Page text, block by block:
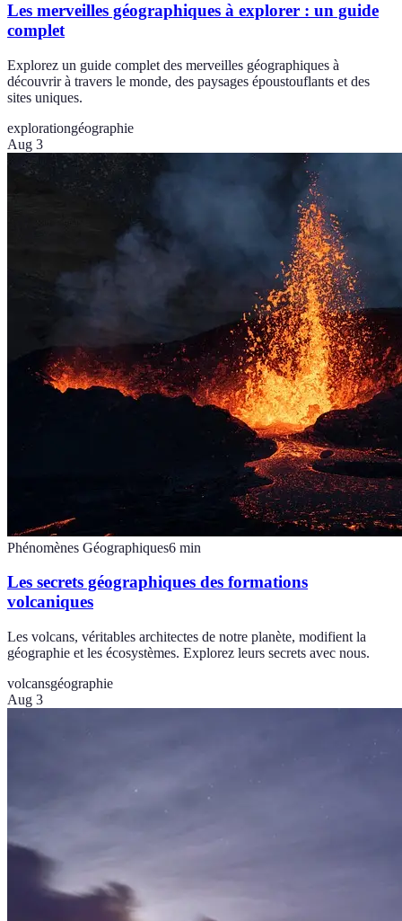
Les merveilles géographiques à explorer : un guide
complet
Explorez un guide complet des merveilles géographiques à
découvrir à travers le monde, des paysages époustouflants et des
sites uniques.
explorationgéographie
Aug 3
Phénomènes Géographiques6 min
Les secrets géographiques des formations
volcaniques
Les volcans, véritables architectes de notre planète, modifient la
géographie et les écosystèmes. Explorez leurs secrets avec nous.
volcansgéographie
Aug 3